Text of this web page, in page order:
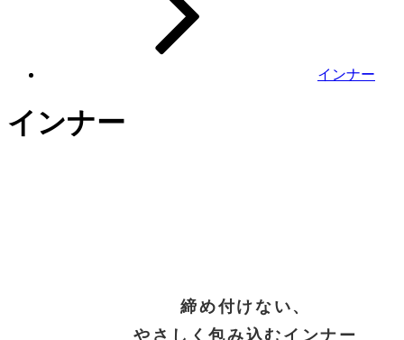
インナー
インナー
締め付けない、
やさしく包み込むインナー